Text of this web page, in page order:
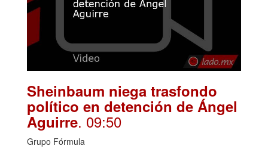
Sheinbaum niega trasfondo
político en detención de Ángel
Aguirre. 09:50
Grupo Fórmula